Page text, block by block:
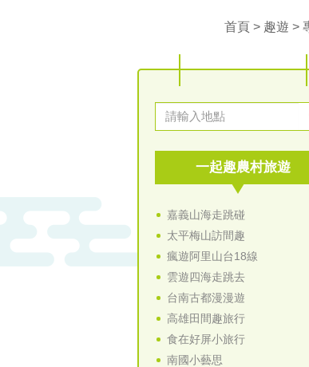
首頁 > 趣遊 >
一起趣農村旅遊
嘉義山海走跳碰
太平梅山訪間趣
瘋遊阿里山台18線
雲遊四海走跳去
台南古都漫漫遊
高雄田間趣旅行
食在好屏小旅行
南國小藝思